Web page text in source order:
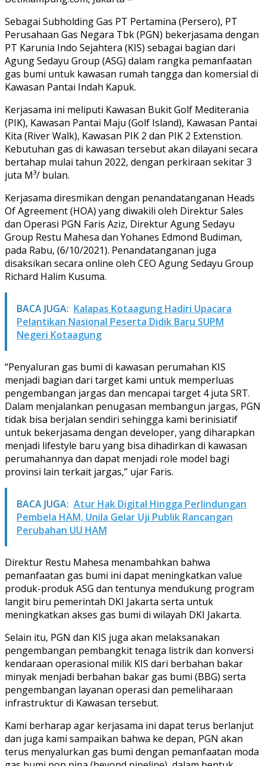
Sebagai Subholding Gas PT Pertamina (Persero), PT
Perusahaan Gas Negara Tbk (PGN) bekerjasama dengan
PT Karunia Indo Sejahtera (KIS) sebagai bagian dari
Agung Sedayu Group (ASG) dalam rangka pemanfaatan
gas bumi untuk kawasan rumah tangga dan komersial di
Kawasan Pantai Indah Kapuk.
Kerjasama ini meliputi Kawasan Bukit Golf Mediterania
(PIK), Kawasan Pantai Maju (Golf Island), Kawasan Pantai
Kita (River Walk), Kawasan PIK 2 dan PIK 2 Extenstion.
Kebutuhan gas di kawasan tersebut akan dilayani secara
bertahap mulai tahun 2022, dengan perkiraan sekitar 3
juta M³/ bulan.
Kerjasama diresmikan dengan penandatanganan Heads
Of Agreement (HOA) yang diwakili oleh Direktur Sales
dan Operasi PGN Faris Aziz, Direktur Agung Sedayu
Group Restu Mahesa dan Yohanes Edmond Budiman,
pada Rabu, (6/10/2021). Penandatanganan juga
disaksikan secara online oleh CEO Agung Sedayu Group
Richard Halim Kusuma.
BACA JUGA: Kalapas Kotaagung Hadiri Upacara
Pelantikan Nasional Peserta Didik Baru SUPM
Negeri Kotaagung
“Penyaluran gas bumi di kawasan perumahan KIS
menjadi bagian dari target kami untuk memperluas
pengembangan jargas dan mencapai target 4 juta SRT.
Dalam menjalankan penugasan membangun jargas, PGN
tidak bisa berjalan sendiri sehingga kami berinisiatif
untuk bekerjasama dengan developer, yang diharapkan
menjadi lifestyle baru yang bisa dihadirkan di kawasan
perumahannya dan dapat menjadi role model bagi
provinsi lain terkait jargas,” ujar Faris.
BACA JUGA: Atur Hak Digital Hingga Perlindungan
Pembela HAM, Unila Gelar Uji Publik Rancangan
Perubahan UU HAM
Direktur Restu Mahesa menambahkan bahwa
pemanfaatan gas bumi ini dapat meningkatkan value
produk-produk ASG dan tentunya mendukung program
langit biru pemerintah DKI Jakarta serta untuk
meningkatkan akses gas bumi di wilayah DKI Jakarta.
Selain itu, PGN dan KIS juga akan melaksanakan
pengembangan pembangkit tenaga listrik dan konversi
kendaraan operasional milik KIS dari berbahan bakar
minyak menjadi berbahan bakar gas bumi (BBG) serta
pengembangan layanan operasi dan pemeliharaan
infrastruktur di Kawasan tersebut.
Kami berharap agar kerjasama ini dapat terus berlanjut
dan juga kami sampaikan bahwa ke depan, PGN akan
terus menyalurkan gas bumi dengan pemanfaatan moda